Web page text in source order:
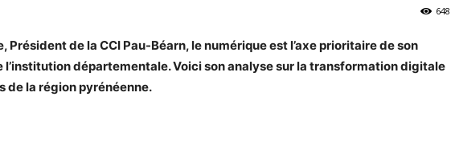
648
Président de la CCI Pau-Béarn, le numérique est l’axe prioritaire de son
l’institution départementale. Voici son analyse sur la transformation digitale
de la région pyrénéenne.